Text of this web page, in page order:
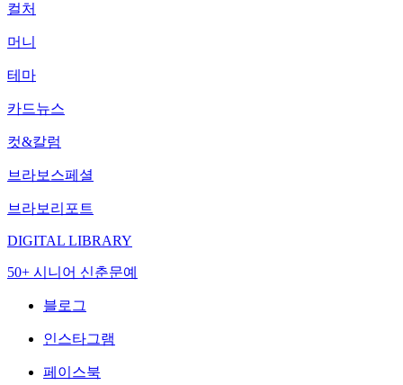
컬처
머니
테마
카드뉴스
컷&칼럼
브라보스페셜
브라보리포트
DIGITAL LIBRARY
50+ 시니어 신춘문예
블로그
인스타그램
페이스북